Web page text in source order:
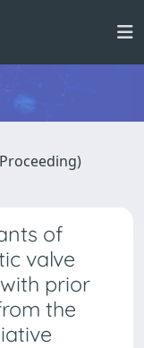
of
valve
prior
the